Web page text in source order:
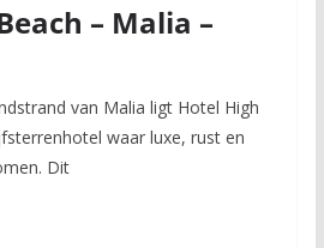
– Malia –
van Malia ligt Hotel High
waar luxe, rust en
Dit